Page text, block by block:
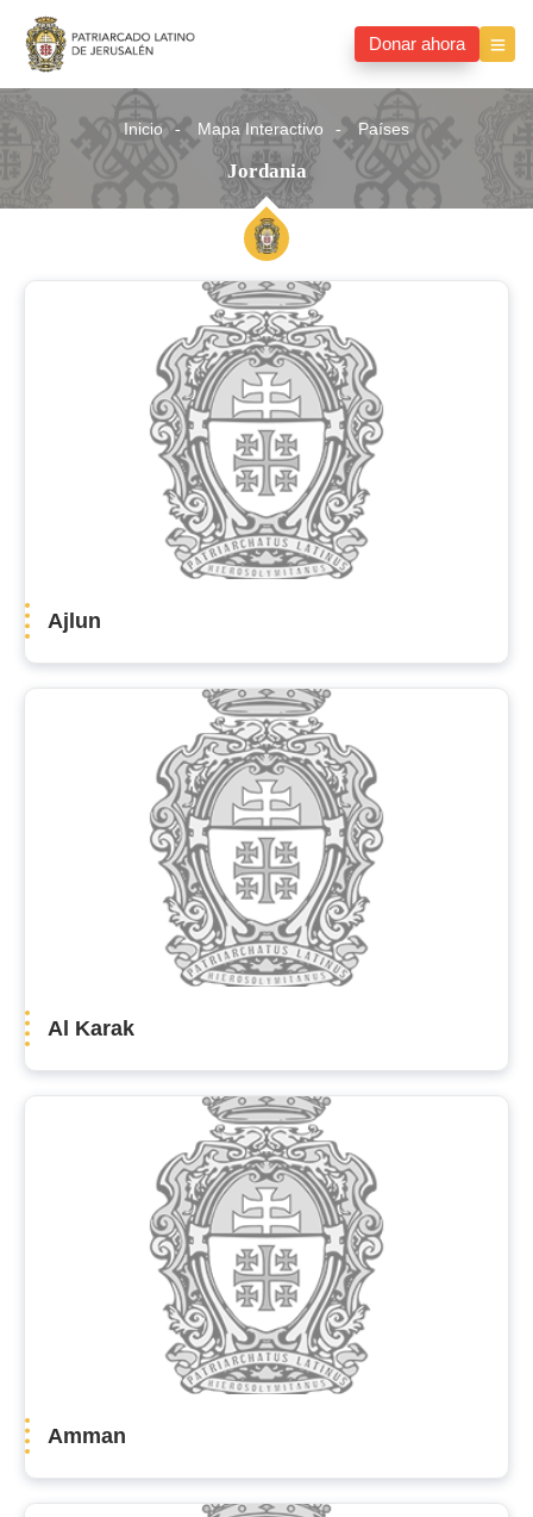
Donar ahora
Inicio Mapa Interactivo Países
Jordania
Ajlun
Al Karak
Amman